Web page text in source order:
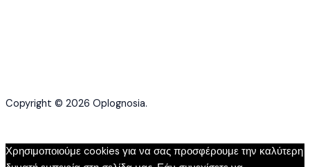
Copyright © 2026 Oplognosia.
Χρησιμοποιούμε cookies για να σας προσφέρουμε την καλύτερη